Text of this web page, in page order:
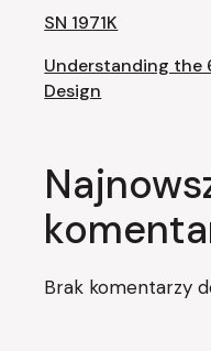
SN 1971K
Understanding the
Design
Brak komentarzy